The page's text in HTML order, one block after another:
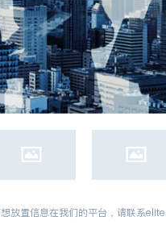
放置信息在我们的平台，请联系